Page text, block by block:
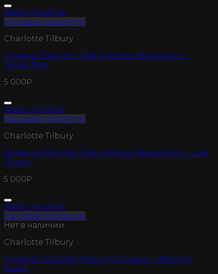
Add to Wishlist
Быстрый просмотр
Charlotte Tilbury
Помада Charlotte Tilbury Matte Revolution —
Pillow Talk
5 000₽
Add to Wishlist
Быстрый просмотр
Charlotte Tilbury
Помада Charlotte Tilbury Matte Revolution — Lost
Cherry
5 000₽
Add to Wishlist
Быстрый просмотр
Нет в наличии
Charlotte Tilbury
Помада Charlotte Tilbury Hot lips 2 — Red Hot
Susan